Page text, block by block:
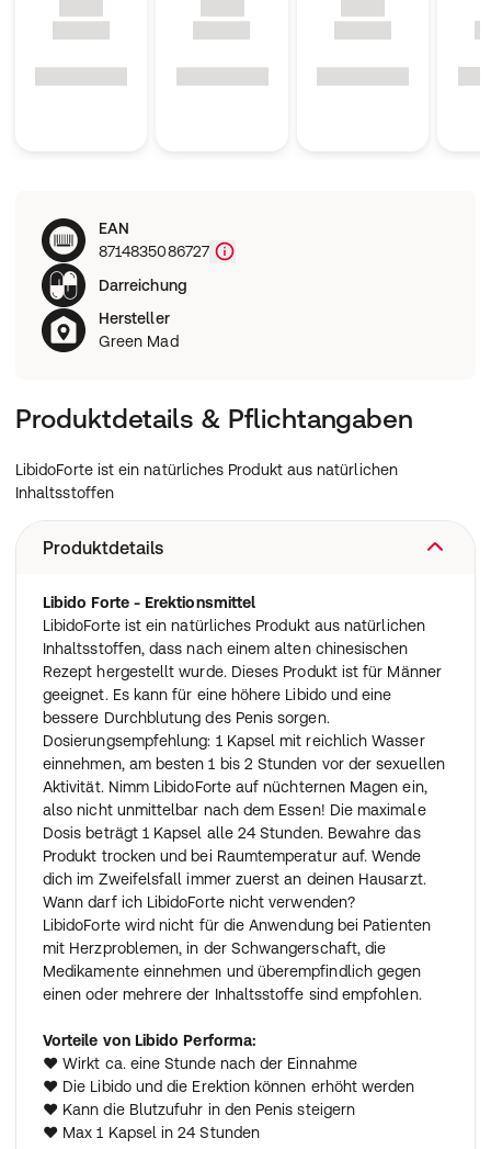
EAN
8714835086727
Darreichung
Hersteller
Green Mad
Produktdetails & Pflichtangaben
LibidoForte ist ein natürliches Produkt aus natürlichen
Inhaltsstoffen
Produktdetails
Libido Forte - Erektionsmittel
LibidoForte ist ein natürliches Produkt aus natürlichen
Inhaltsstoffen, dass nach einem alten chinesischen
Rezept hergestellt wurde. Dieses Produkt ist für Männer
geeignet. Es kann für eine höhere Libido und eine
bessere Durchblutung des Penis sorgen.
Dosierungsempfehlung: 1 Kapsel mit reichlich Wasser
einnehmen, am besten 1 bis 2 Stunden vor der sexuellen
Aktivität. Nimm LibidoForte auf nüchternen Magen ein,
also nicht unmittelbar nach dem Essen! Die maximale
Dosis beträgt 1 Kapsel alle 24 Stunden. Bewahre das
Produkt trocken und bei Raumtemperatur auf. Wende
dich im Zweifelsfall immer zuerst an deinen Hausarzt.
Wann darf ich LibidoForte nicht verwenden?
LibidoForte wird nicht für die Anwendung bei Patienten
mit Herzproblemen, in der Schwangerschaft, die
Medikamente einnehmen und überempfindlich gegen
einen oder mehrere der Inhaltsstoffe sind empfohlen.
Vorteile von Libido Performa:
♥ Wirkt ca. eine Stunde nach der Einnahme
♥ Die Libido und die Erektion können erhöht werden
♥ Kann die Blutzufuhr in den Penis steigern
♥ Max 1 Kapsel in 24 Stunden